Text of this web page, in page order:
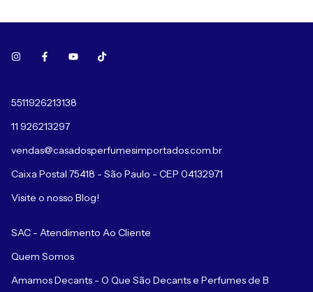
5511926213138
11 926213297
vendas@casadosperfumesimportados.com.br
Caixa Postal 75418 - São Paulo - CEP 04132971
Visite o nosso Blog!
SAC - Atendimento Ao Cliente
Quem Somos
Amamos Decants - O Que São Decants e Perfumes de B